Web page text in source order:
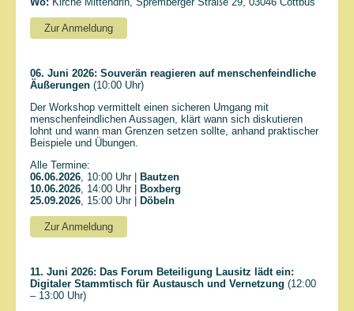
Zur Anmeldung
06. Juni 2026: Souverän reagieren auf menschenfeindliche
Äußerungen (10:00 Uhr)
Der Workshop vermittelt einen sicheren Umgang mit
menschenfeindlichen Aussagen, klärt wann sich diskutieren
lohnt und wann man Grenzen setzen sollte, anhand praktischer
Beispiele und Übungen.
Alle Termine:
06.06.2026, 10:00 Uhr |
Bautzen
10.06.2026, 14:00 Uhr |
Boxberg
25.09.2026, 15:00 Uhr | Döbeln
Zur Anmeldung
11. Juni 2026: Das Forum Beteiligung Lausitz lädt ein:
Digitaler Stammtisch für Austausch und Vernetzung (12:00
– 13:00 Uhr)